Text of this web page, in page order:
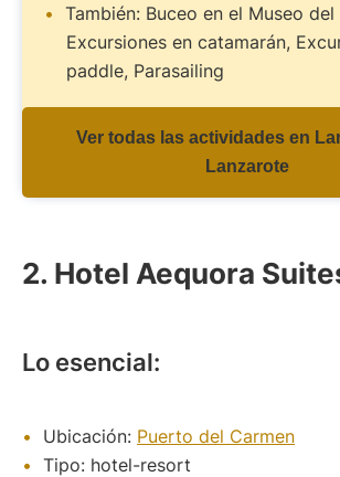
También: Buceo en el Museo
Excursiones en catamarán,
paddle, Parasailing
Ver todas las actividades en
Lanzarote
2. Hotel Aequora
Lo esencial:
Ubicación: Puerto del Carmen
Tipo: hotel-resort